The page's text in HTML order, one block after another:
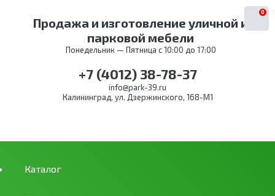
Продажа и изготовление уличной и
парковой мебели
Понедельник — Пятница с 10:00 до 17:00
0
+7 (4012) 38-78-37
info@park-39.ru
Калининград, ул. Дзержинского, 168-М1
Каталог